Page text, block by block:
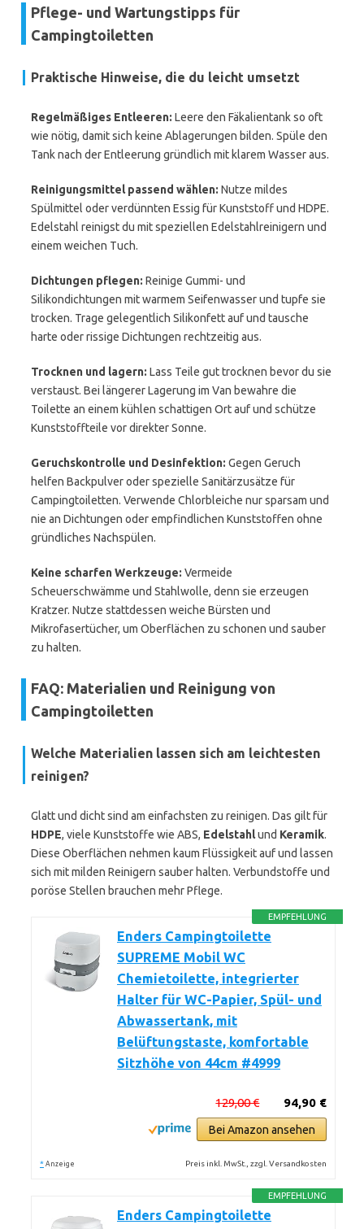
Pflege- und Wartungstipps für
Campingtoiletten
Praktische Hinweise, die du leicht umsetzt
Regelmäßiges Entleeren: Leere den Fäkalientank so oft
wie nötig, damit sich keine Ablagerungen bilden. Spüle den
Tank nach der Entleerung gründlich mit klarem Wasser aus.
Reinigungsmittel passend wählen: Nutze mildes
Spülmittel oder verdünnten Essig für Kunststoff und HDPE.
Edelstahl reinigst du mit speziellen Edelstahlreinigern und
einem weichen Tuch.
Dichtungen pflegen: Reinige Gummi- und
Silikondichtungen mit warmem Seifenwasser und tupfe sie
trocken. Trage gelegentlich Silikonfett auf und tausche
harte oder rissige Dichtungen rechtzeitig aus.
Trocknen und lagern: Lass Teile gut trocknen bevor du sie
verstaust. Bei längerer Lagerung im Van bewahre die
Toilette an einem kühlen schattigen Ort auf und schütze
Kunststoffteile vor direkter Sonne.
Geruchskontrolle und Desinfektion: Gegen Geruch
helfen Backpulver oder spezielle Sanitärzusätze für
Campingtoiletten. Verwende Chlorbleiche nur sparsam und
nie an Dichtungen oder empfindlichen Kunststoffen ohne
gründliches Nachspülen.
Keine scharfen Werkzeuge: Vermeide
Scheuerschwämme und Stahlwolle, denn sie erzeugen
Kratzer. Nutze stattdessen weiche Bürsten und
Mikrofasertücher, um Oberflächen zu schonen und sauber
zu halten.
FAQ: Materialien und Reinigung von
Campingtoiletten
Welche Materialien lassen sich am leichtesten
reinigen?
Glatt und dicht sind am einfachsten zu reinigen. Das gilt für
HDPE, viele Kunststoffe wie ABS, Edelstahlund Keramik.
Diese Oberflächen nehmen kaum Flüssigkeit auf und lassen
sich mit milden Reinigern sauber halten. Verbundstoffe und
poröse Stellen brauchen mehr Pflege.
EMPFEHLUNG
Enders Campingtoilette
SUPREME Mobil WC
Chemietoilette, integrierter
Halter für WC-Papier, Spül- und
Abwassertank, mit
Belüftungstaste, komfortable
Sitzhöhe von 44cm #4999
94,90 €
129,00 €
Bei Amazon ansehen
* Anzeige Preis inkl. MwSt., zzgl. Versandkosten
EMPFEHLUNG
Enders Campingtoilette